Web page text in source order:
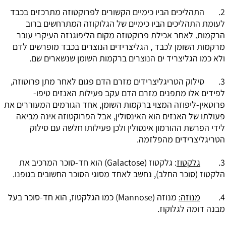
2. התהליכים הביו כימיים הקשורים לפרוקטוזה מתרכזים בכבד
לעומת התהליכים הביו כימיים של הגלוקוזה המתרחשים ברוב
הרקמות. לאחר אכילת פרוקטוזה מקום הליפוגנזה העיקרי עובר
מרקמות השומן לכבד , הגליצרידים הנוצרים בכבד מופרשים לדם
ולא כמו הגליצריד ים הנוצרים ברקמות השומן שנשארים שם.
3. סילוק הטריגליצרידים מזרם הדם פגום לאחר מתן פרוטוזה,
לפידים אלו מתפנים מזרם הדם עקב פעילות האנזים טיפו-
פרוטאין-ליפוזה המצוי ברקמות השומן, אחד הגורמים המעוררים את
פעולתו של האנזים הוא האינסולין, אבל הפרוקטוזה אינה מביאה
לידי הפרשת ההורמון אינסולין ולכן פעילותו חלשה עם סילוק
הטריגליצרידים מהפלזמה.
3.
גלקטוז
: גלקטוז (Galactose) הוא חד-סוכר המרכיב את
הלקטוז (סוכר החלב), נחשב לאחד מסוגי הסוכר החשובים בגופנו.
4.
מנוזה:
מנוזה (Mannose) כמו הגלקטוז, הוא חד-סוכר בעל
מבנה דומה לגלוקוז.